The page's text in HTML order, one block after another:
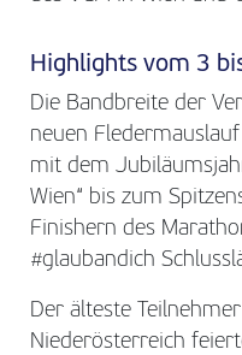
Highlights vom 3
Die Bandbreite der
neuen
mit dem
Wien“ bis zum
Finishern des
#glaubandich
Der älteste
Niederösterreich